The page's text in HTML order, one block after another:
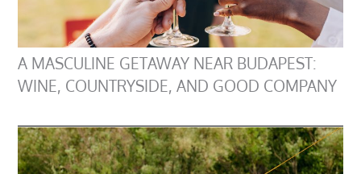
A MASCULINE GETAWAY NEAR BUDAPEST:
WINE, COUNTRYSIDE, AND GOOD COMPANY